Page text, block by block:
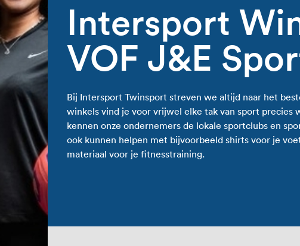
Intersport
VOF J&E
Bij Intersport Twinsport streven we altijd naar het
winkels vind je voor vrijwel elke tak van sport precies
kennen onze ondernemers de lokale sportclubs en
ook kunnen helpen met bijvoorbeeld shirts voor je
materiaal voor je fitnesstraining.